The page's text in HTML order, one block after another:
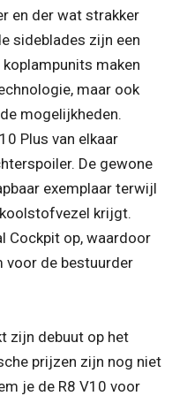
en der wat strakker
sideblades zijn een
maken
maar ook
mogelijkheden.
Plus van elkaar
De gewone
exemplaar terwijl
krijgt.
Cockpit op, waardoor
voor de bestuurder
zijn debuut op het
prijzen zijn nog niet
je de R8 V10 voor